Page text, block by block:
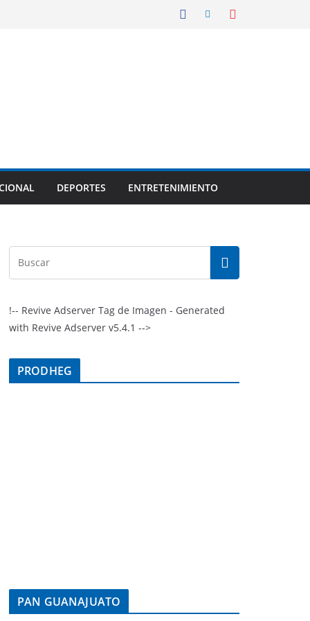
DEPORTES ENTRETENIMIENTO
!-- Revive Adserver Tag de Imagen - Generated
with Revive Adserver v5.4.1 -->
PRODHEG
PAN GUANAJUATO